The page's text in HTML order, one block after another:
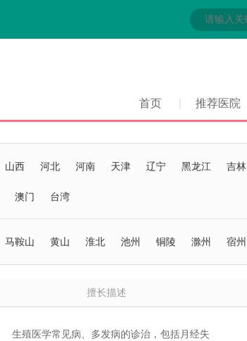
首页 推荐医院
山西 河北 河南 天津 辽宁 黑龙江 吉林
澳门 台湾
马鞍山 黄山 淮北 池州 铜陵 滁州 宿州
擅长描述
生殖医学常见病、多发病的诊治，包括月经失